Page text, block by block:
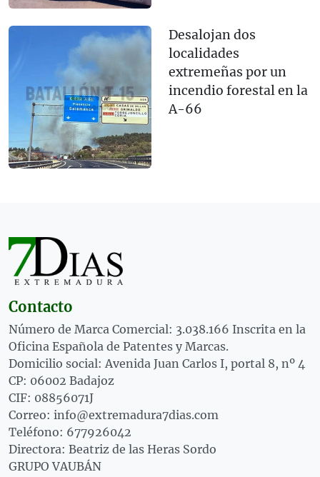
Desalojan dos
localidades
extremeñas por un
incendio forestal en la
A-66
Contacto
Número de Marca Comercial: 3.038.166 Inscrita en la
Oficina Española de Patentes y Marcas.
Domicilio social: Avenida Juan Carlos I, portal 8, nº 4
CP: 06002 Badajoz
CIF: 08856071J
Correo: info@extremadura7dias.com
Teléfono: 677926042
Directora: Beatriz de las Heras Sordo
GRUPO VAUBÁN